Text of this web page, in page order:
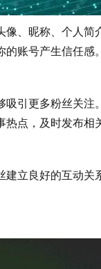
、昵称、个人
账号产生信任感。
引更多粉丝关注
点，及时发布相
良好的互动关系